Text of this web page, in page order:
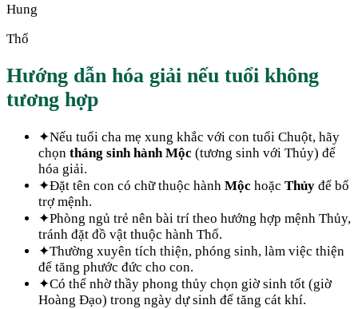
Hung
Thổ
Hướng dẫn hóa giải nếu tuổi không
tương hợp
✦Nếu tuổi cha mẹ xung khắc với con tuổi Chuột, hãy
chọn tháng sinh hành Mộc (tương sinh với Thủy) để
hóa giải.
✦Đặt tên con có chữ thuộc hành Mộc hoặc Thủy để bổ
trợ mệnh.
✦Phòng ngủ trẻ nên bài trí theo hướng hợp mệnh Thủy,
tránh đặt đồ vật thuộc hành Thổ.
✦Thường xuyên tích thiện, phóng sinh, làm việc thiện
để tăng phước đức cho con.
✦Có thể nhờ thầy phong thủy chọn giờ sinh tốt (giờ
Hoàng Đạo) trong ngày dự sinh để tăng cát khí.